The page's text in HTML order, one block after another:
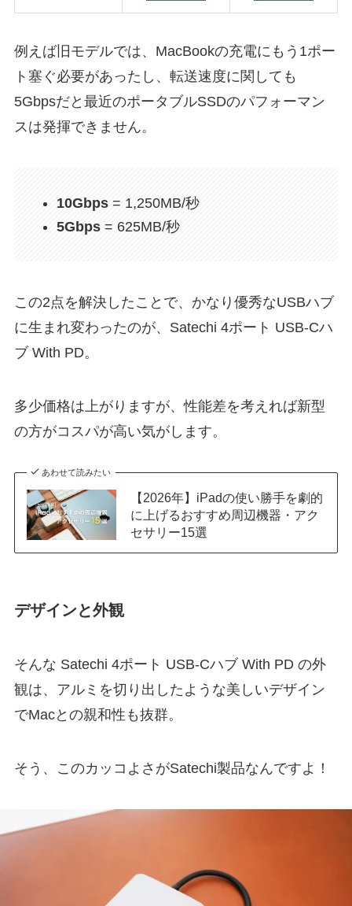
例えば旧モデルでは、MacBookの充電にもう1ポー
ト塞ぐ必要があったし、転送速度に関しても
5Gbpsだと最近のポータブルSSDのパフォーマン
スは発揮できません。
10Gbps= 1,250MB/秒
5Gbps= 625MB/秒
この2点を解決したことで、かなり優秀なUSBハブ
に生まれ変わったのが、Satechi 4ポート USB-Cハ
ブ With PD。
多少価格は上がりますが、性能差を考えれば新型
の方がコスパが高い気がします。
あわせて読みたい
【2026年】iPadの使い勝手を劇的
に上げるおすすめ周辺機器・アク
セサリー15選
デザインと外観
そんな Satechi 4ポート USB-Cハブ With PD の外
観は、アルミを切り出したような美しいデザイン
でMacとの親和性も抜群。
そう、このカッコよさがSatechi製品なんですよ！